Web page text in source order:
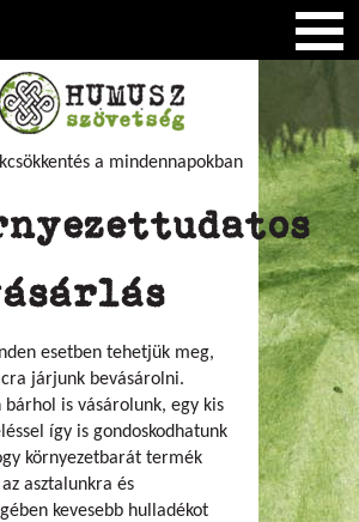
a mindennapokban
esetben tehetjük meg,
járjunk bevásárolni.
bárhol is vásárolunk, egy kis
így is gondoskodhatunk
környezetbarát termék
asztalunkra és
kevesebb hulladékot